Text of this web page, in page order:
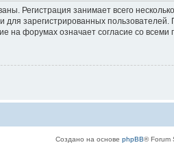
Регистрация занимает всего
зарегистрированных
на форумах означает согласие со всеми
Создано на основе phpBB® Forum